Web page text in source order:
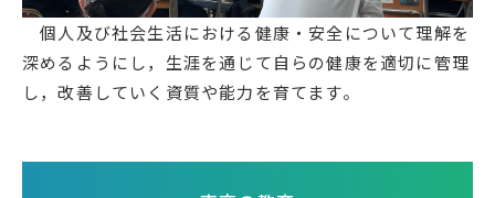
個人及び社会生活における健康・安全について理解を
深めるようにし，生涯を通じて自らの健康を適切に管理
し，改善していく資質や能力を育てます。